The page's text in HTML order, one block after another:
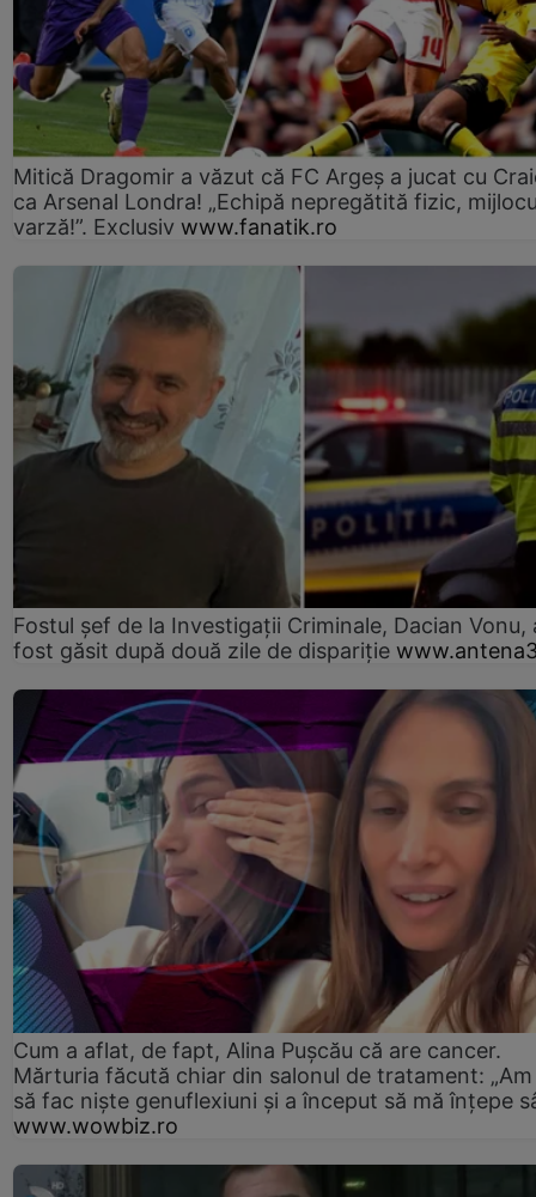
Mitică Dragomir a văzut că FC Argeș a jucat cu
ca Arsenal Londra! „Echipă nepregătită fizic,
varză!”. Exclusiv www.fanatik.ro
Fostul șef de la Investigații Criminale, Dacian Vonu,
fost găsit după două zile de dispariţie
Cum a aflat, de fapt, Alina Pușcău că are cancer.
Mărturia făcută chiar din salonul de tratament:
să fac niște genuflexiuni și a început să mă înțepe
www.wowbiz.ro